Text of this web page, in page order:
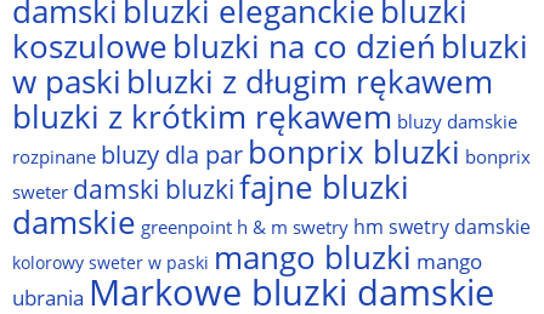
damski bluzki eleganckie bluzki
koszulowe bluzki na co dzień bluzki
w paski bluzki z długim rękawem
bluzki z krótkim rękawem bluzy damskie
rozpinane bluzy dla par bonprix bluzki bonprix
sweter damski bluzkifajne bluzki
damskie greenpoint h & m swetry hm swetry damskie
kolorowy sweter w paski mango bluzki mango
ubrania Markowe bluzki damskie